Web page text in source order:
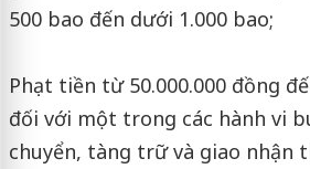
500 bao đến dưới 1.000 bao;
Phạt tiền từ 50.000.000 đồng
đối với một trong các hành vi
chuyển, tàng trữ và giao nhận